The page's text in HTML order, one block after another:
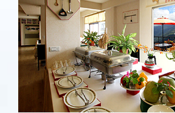
景觀餐廳